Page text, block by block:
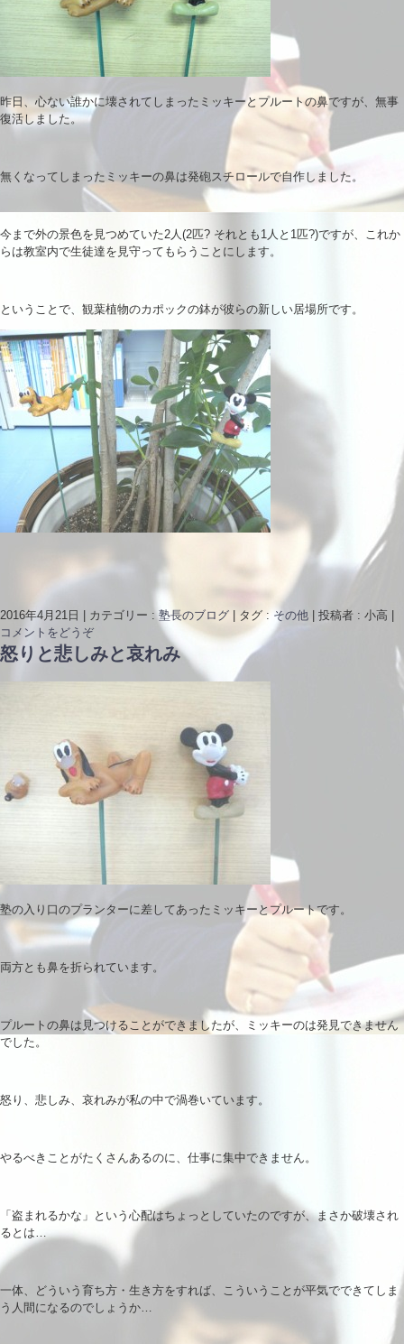
昨日、心ない誰かに壊されてしまったミッキーとプルートの鼻ですが、無事
復活しました。
無くなってしまったミッキーの鼻は発砲スチロールで自作しました。
今まで外の景色を見つめていた2人(2匹? それとも1人と1匹?)ですが、これか
らは教室内で生徒達を見守ってもらうことにします。
ということで、観葉植物のカポックの鉢が彼らの新しい居場所です。
2016年4月21日 | カテゴリー : 塾長のブログ | タグ : その他 | 投稿者 : 小高 |
コメントをどうぞ
怒りと悲しみと哀れみ
塾の入り口のプランターに差してあったミッキーとプルートです。
両方とも鼻を折られています。
プルートの鼻は見つけることができましたが、ミッキーのは発見できません
でした。
怒り、悲しみ、哀れみが私の中で渦巻いています。
やるべきことがたくさんあるのに、仕事に集中できません。
「盗まれるかな」という心配はちょっとしていたのですが、まさか破壊され
るとは…
一体、どういう育ち方・生き方をすれば、こういうことが平気でできてしま
う人間になるのでしょうか…